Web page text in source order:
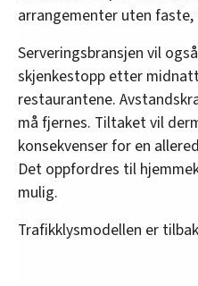
arrangementer uten
Serveringsbransjen vil
skjenkestopp etter
restaurantene.
må fjernes. Tiltaket vil
konsekvenser for en
Det oppfordres til
mulig.
Trafikklysmodellen er